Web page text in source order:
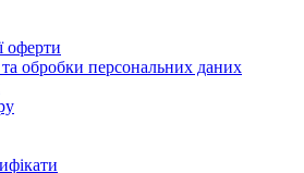
оферти
обробки персональних даних